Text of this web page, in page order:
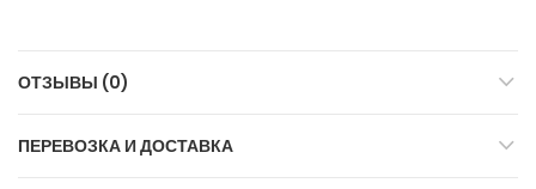
ОТЗЫВЫ (0)
ПЕРЕВОЗКА И ДОСТАВКА